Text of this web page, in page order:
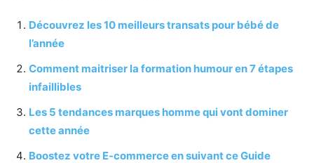
Découvrez les 10 meilleurs transats pour bébé de
l’année
Comment maitriser la formation humour en 7 étapes
infaillibles
Les 5 tendances marques homme qui vont dominer
cette année
Boostez votre E-commerce en suivant ce Guide